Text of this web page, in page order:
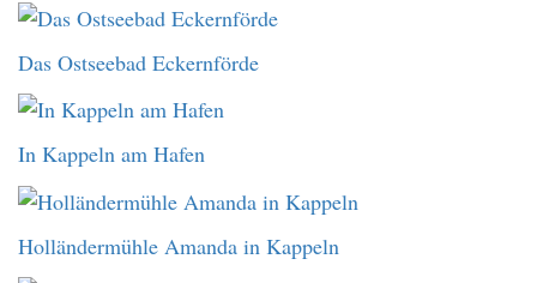
Das Ostseebad Eckernförde
In Kappeln am Hafen
Holländermühle Amanda in Kappeln